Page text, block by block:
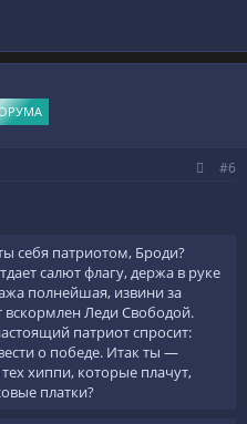
#6
себя патриотом, Броди?
салют флагу, держа в руке
полнейшая, извини за
Леди Свободой.
патриот спросит:
о победе. Итак ты —
хиппи, которые плачут,
платки?